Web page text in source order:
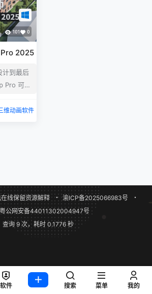
101 0
2025
计到最后
Pro 可提
制、响应
拷贝…
维动画软件
线保留资源解释 ・ 渝ICP备2025066983号
・
粤公网安备44011302004947号
查询 9 次，耗时 0.1776 秒
软件 搜索 菜单 我的